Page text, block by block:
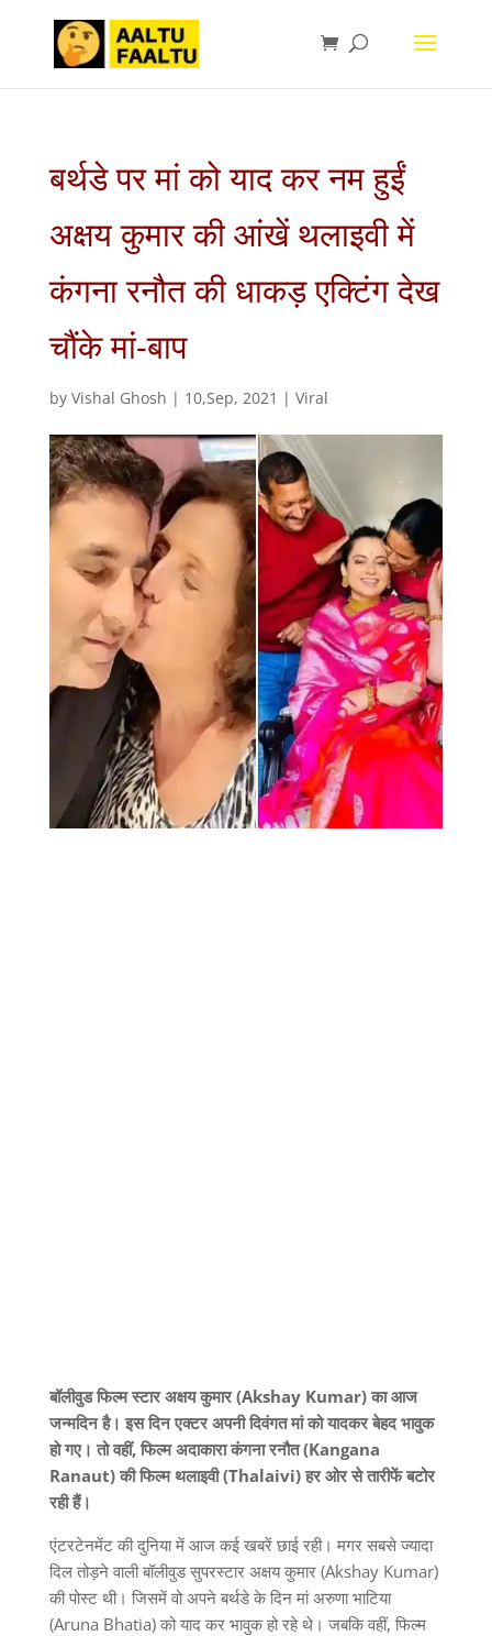
बर्थडे पर मां को याद कर नम हुईं
अक्षय कुमार की आंखें थलाइवी में
कंगना रनौत की धाकड़ एक्टिंग देख
चौंके मां-बाप
by Vishal Ghosh | 10,Sep, 2021 | Viral
बॉलीवुड फिल्म स्टार अक्षय कुमार (Akshay Kumar) का आज
जन्मदिन है। इस दिन एक्टर अपनी दिवंगत मां को यादकर बेहद भावुक
हो गए। तो वहीं, फिल्म अदाकारा कंगना रनौत (Kangana
Ranaut) की फिल्म थलाइवी (Thalaivi) हर ओर से तारीफें बटोर
रही हैं।
एंटरटेनमेंट की दुनिया में आज कई खबरें छाई रही। मगर सबसे ज्यादा
दिल तोड़ने वाली बॉलीवुड सुपरस्टार अक्षय कुमार (Akshay Kumar)
की पोस्ट थी। जिसमें वो अपने बर्थडे के दिन मां अरुणा भाटिया
(Aruna Bhatia) को याद कर भावुक हो रहे थे। जबकि वहीं, फिल्म